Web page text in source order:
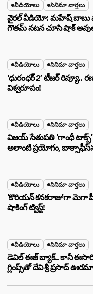
వీడియోలు సినిమా వార్తలు
వైరల్ వీడియో: మహేష్ బాబు
గౌతమ్ నటన చూసి షాక్
వీడియోలు సినిమా వార్తలు
‘ధురంధర్ 2’ టీజర్ రివ్యూ..
విశ్వరూపం!
వీడియోలు సినిమా వార్తలు
విజయ్ సేతుపతి ‘గాంధీ టాక్స్’
అలాంటి ప్రయోగం,
వీడియోలు సినిమా వార్తలు
‘కొరియన్ కనకరాజు’గా మెగా
షాకింగ్ ట్విస్ట్!
వీడియోలు సినిమా వార్తలు
డెవిల్ ఈజ్ బ్యాక్.. కానీ ఈసారి
గ్లింప్స్‌తో దేవి శ్రీ ప్రసాద్